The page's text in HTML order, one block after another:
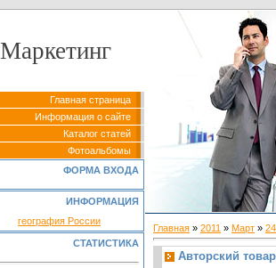
Маркетинг
Главная страница
Информация о сайте
Каталог статей
Фотоальбомы
ФОРМА ВХОДА
ИНФОРМАЦИЯ
география России
СТАТИСТИКА
Главная » 2011 » Март » 24
Авторский